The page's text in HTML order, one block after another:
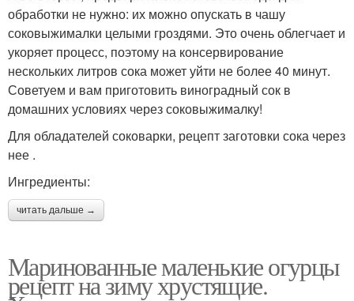
обработки не нужно: их можно опускать в чашу
соковыжималки целыми гроздями. Это очень облегчает и
укоряет процесс, поэтому на консервирование
нескольких литров сока может уйти не более 40 минут.
Советуем и вам приготовить виноградный сок в
домашних условиях через соковыжималку!
Для обладателей соковарки, рецепт заготовки сока через
нее .
Ингредиенты:
читать дальше →
Маринованные маленькие огурцы
рецепт на зиму хрустящие.